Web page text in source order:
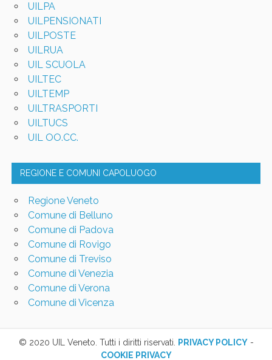
UILPA
UILPENSIONATI
UILPOSTE
UILRUA
UIL SCUOLA
UILTEC
UILTEMP
UILTRASPORTI
UILTUCS
UIL OO.CC.
REGIONE E COMUNI CAPOLUOGO
Regione Veneto
Comune di Belluno
Comune di Padova
Comune di Rovigo
Comune di Treviso
Comune di Venezia
Comune di Verona
Comune di Vicenza
© 2020 UIL Veneto. Tutti i diritti riservati. PRIVACY POLICY-
COOKIE PRIVACY